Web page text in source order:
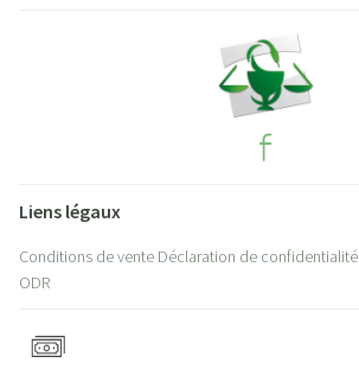
Liens légaux
Conditions de vente Déclaration de confidentialité
ODR